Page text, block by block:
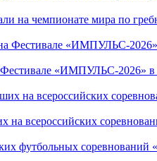
на чемпионате мира по
Фестивале «ИМПУЛЬС-2026»
на всероссийских